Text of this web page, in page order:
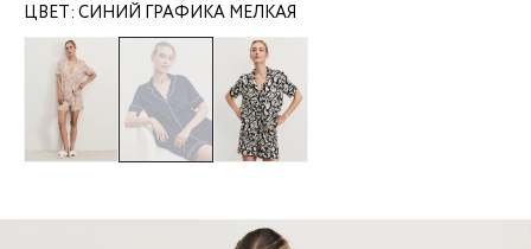
ЦВЕТ: СИНИЙ ГРАФИКА МЕЛКАЯ